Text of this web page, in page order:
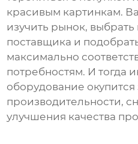
красивым картинкам.
изучить рынок,
поставщика и
максимально
потребностям. И тогда
оборудование
производительности,
улучшения качества